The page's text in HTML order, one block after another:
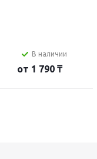
В наличии
от 1 790 ₸